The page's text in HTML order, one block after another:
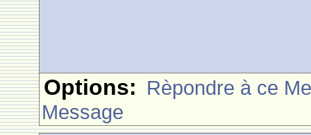
Options: Rèpondre à ce
Message